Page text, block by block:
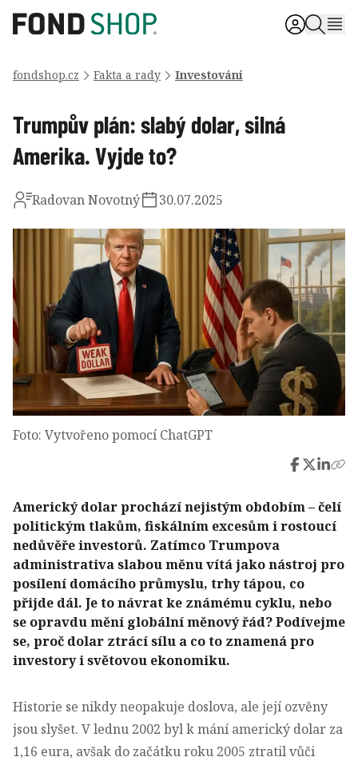
fondshop.cz Fakta a rady Investování
Trumpův plán: slabý dolar, silná
Amerika. Vyjde to?
Radovan Novotný 30.07.2025
Foto: Vytvořeno pomocí ChatGPT
Americký dolar prochází nejistým obdobím – čelí
politickým tlakům, fiskálním excesům i rostoucí
nedůvěře investorů. Zatímco Trumpova
administrativa slabou měnu vítá jako nástroj pro
posílení domácího průmyslu, trhy tápou, co
přijde dál. Je to návrat ke známému cyklu, nebo
se opravdu mění globální měnový řád? Podívejme
se, proč dolar ztrácí sílu a co to znamená pro
investory i světovou ekonomiku.
Historie se nikdy neopakuje doslova, ale její ozvěny
jsou slyšet. V lednu 2002 byl k mání americký dolar za
1,16 eura, avšak do začátku roku 2005 ztratil vůči